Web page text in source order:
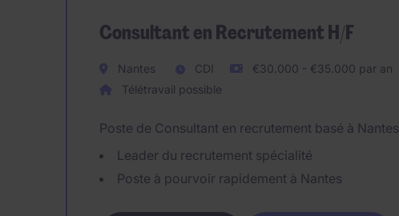
Consultant en Recrutement H/F
Nantes CDI
€30.000 - €35.000 par an
Télétravail possible
Poste de Consultant en recrutement basé à Nantes
Leader du recrutement spécialité
Poste à pourvoir rapidement à Nantes